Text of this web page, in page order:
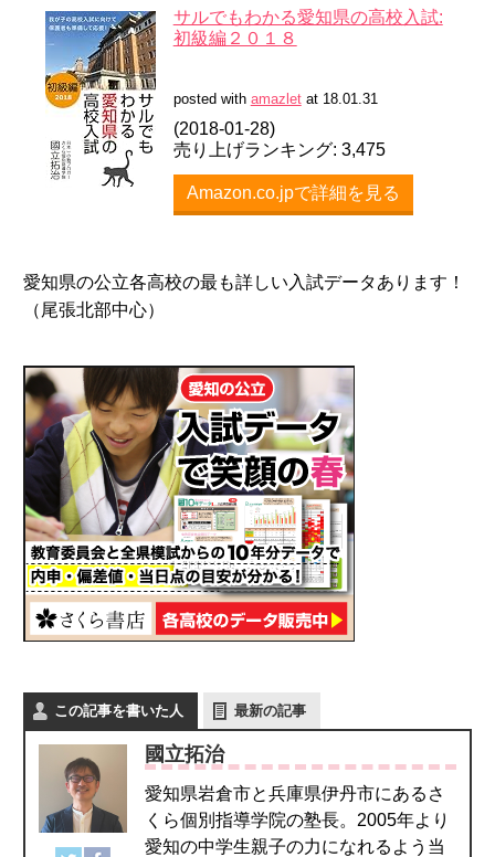
サルでもわかる愛知県の高校入試:
初級編２０１８
posted with amazletat 18.01.31
(2018-01-28)
売り上げランキング: 3,475
Amazon.co.jpで詳細を見る
愛知県の公立各高校の最も詳しい入試データあります！
（尾張北部中心）
この記事を書いた人 最新の記事
國立拓治
愛知県岩倉市と兵庫県伊丹市にあるさ
くら個別指導学院の塾長。2005年より
愛知の中学生親子の力になれるよう当